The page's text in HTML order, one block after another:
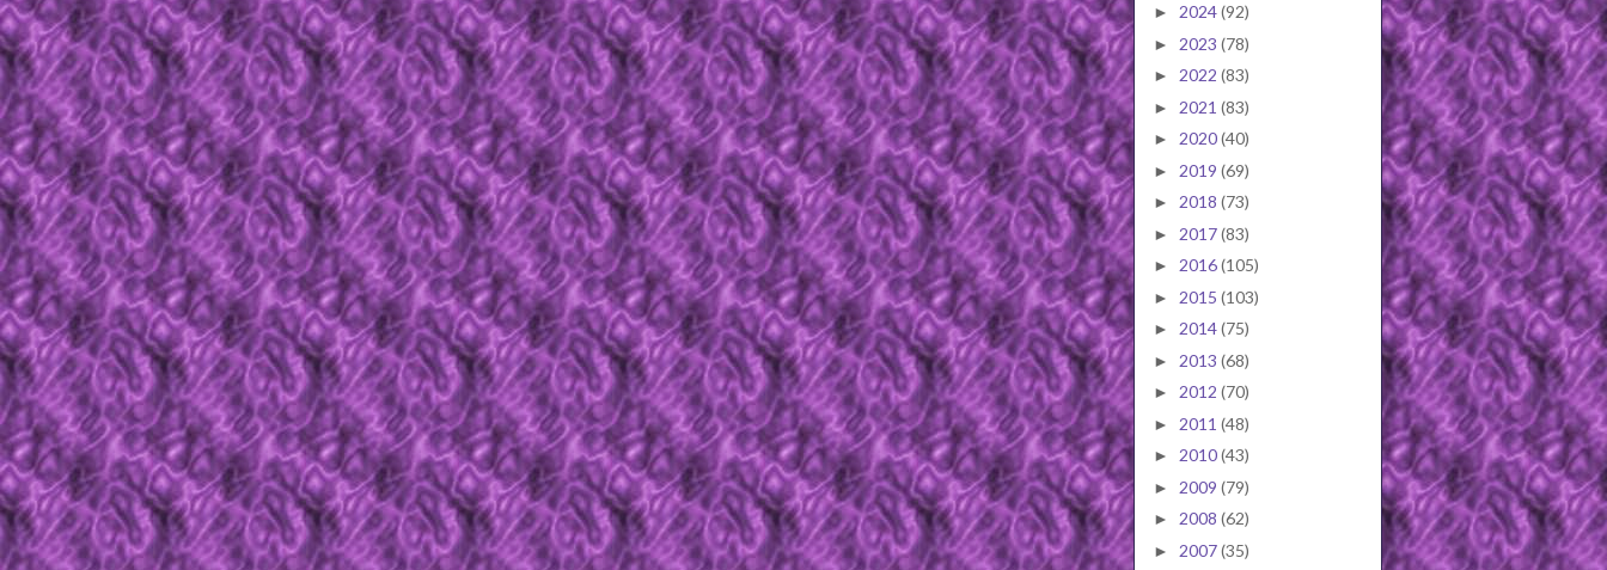
► 2024(92)
► 2023 (78)
► 2022 (83)
► 2021 (83)
► 2020(40)
► 2019 (69)
► 2018 (73)
► 2017(83)
► 2016(105)
► 2015 (103)
► 2014(75)
► 2013 (68)
► 2012 (70)
► 2011 (48)
► 2010(43)
► 2009 (79)
► 2008 (62)
► 2007(35)